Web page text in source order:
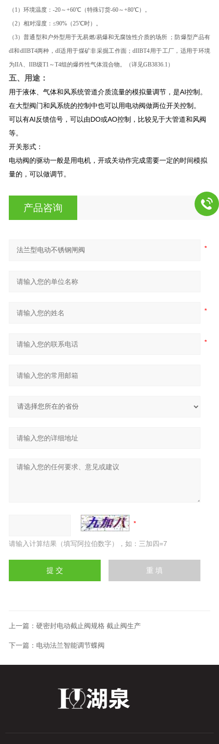
（1）环境温度：-20～+60℃（特殊订货-60～+80℃）。
（2）相对湿度：≤90%（25℃时）。
（3）普通型和户外型用于无易燃/易爆和无腐蚀性介质的场所 ；防爆型产品有
dI和dIIBT4两种，dI适用于煤矿非采掘工作面；dIIBT4用于工厂，适用于环境
为IIA、IIB级T1～T4组的爆炸性气体混合物。（详见GB3836.1）
五、用途：
用于液体、气体和风系统管道介质流量的模拟量调节，是AI控制。
在大型阀门和风系统的控制中也可以用电动阀做两位开关控制。
可以有AI反馈信号，可以由DO或AO控制，比较见于大管道和风阀
等。
开关形式：
电动阀的驱动一般是用电机，开或关动作完成需要一定的时间模拟
量的，可以做调节。
产品咨询
请输入计算结果（填写阿拉伯数字），如：三加四=7
上一篇： 硬密封电动截止阀规格 截止阀生产
下一篇： 电动法兰智能调节蝶阀